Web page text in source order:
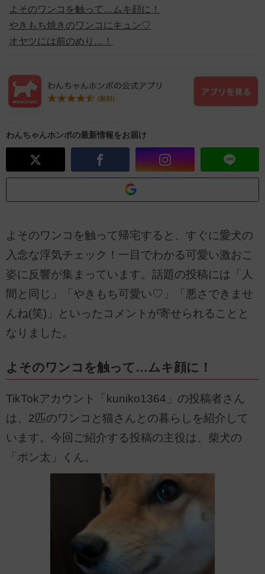
よそのワンコを触って…ムキ顔に！
やきもち焼きのワンコにキュン♡
オヤツには前のめり…！
わんちゃんホンポの最新情報をお届け
よそのワンコを触って帰宅すると、すぐに愛犬の
入念な浮気チェック！一目でわかる可愛い激おこ
姿に反響が集まっています。話題の投稿には「人
間と同じ」「やきもち可愛い♡」「悪さできませ
んね(笑)」といったコメントが寄せられることと
なりました。
よそのワンコを触って…ムキ顔に！
TikTokアカウント「kuniko1364」の投稿者さん
は、2匹のワンコと猫さんとの暮らしを紹介して
います。今回ご紹介する投稿の主役は、柴犬の
「ポン太」くん。